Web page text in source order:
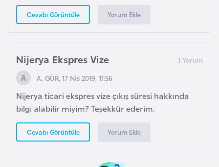
Cevabı Görüntüle Yorum Ekle
Nijerya Ekspres Vize
A. GÜR, 17 Nis 2019, 11:56
Nijerya ticari ekspres vize çıkış süresi hakkında
bilgi alabilir miyim? Teşekkür ederim.
Cevabı Görüntüle Yorum Ekle
v
t
i
s
t
a
n
H